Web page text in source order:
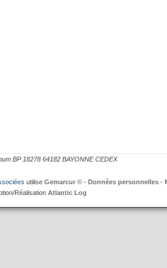
BP 18278 64182 BAYONNE CEDEX
utilise Gemarcur © - Données personnelles -
Réalisation Atlantic Log